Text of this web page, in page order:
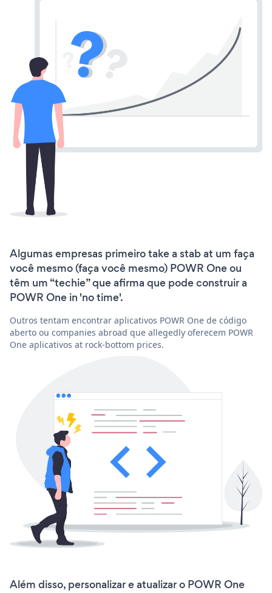
Algumas empresas primeiro take a stab at um faça
você mesmo (faça você mesmo) POWR One ou
têm um “techie” que afirma que pode construir a
POWR One in 'no time'.
Outros tentam encontrar aplicativos POWR One de código
aberto ou companies abroad que allegedly oferecem POWR
One aplicativos at rock-bottom prices.
Além disso, personalizar e atualizar o POWR One